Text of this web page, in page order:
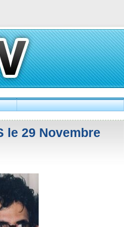
le 29 Novembre